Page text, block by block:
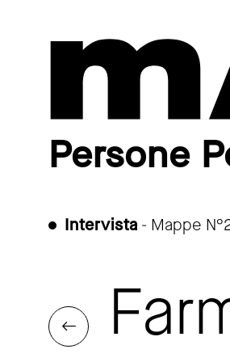
Persone
Intervista - Mappe